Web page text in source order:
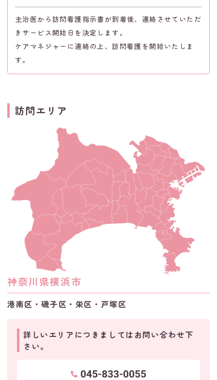
主治医から訪問看護指示書が到着後、連絡させていただ
きサービス開始日を決定します。
ケアマネジャーに連絡の上、訪問看護を開始いたしま
す。
訪問エリア
神奈川県横浜市
港南区・磯子区・栄区・戸塚区
詳しいエリアにつきましてはお問い合わせ下
さい。
045-833-0055